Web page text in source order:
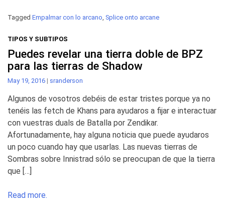
Tagged Empalmar con lo arcano, Splice onto arcane
TIPOS Y SUBTIPOS
Puedes revelar una tierra doble de BPZ
para las tierras de Shadow
May 19, 2016 | sranderson
Algunos de vosotros debéis de estar tristes porque ya no
tenéis las fetch de Khans para ayudaros a fijar e interactuar
con vuestras duals de Batalla por Zendikar.
Afortunadamente, hay alguna noticia que puede ayudaros
un poco cuando hay que usarlas. Las nuevas tierras de
Sombras sobre Innistrad sólo se preocupan de que la tierra
que […]
Read more.